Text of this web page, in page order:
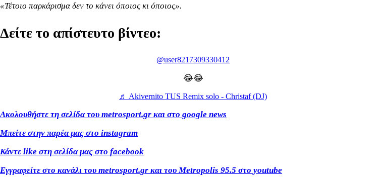
«Τέτοιο παρκάρισμα δεν το κάνει όποιος κι όποιος».
Δείτε το απίστευτο βίντεο:
@user8217309330412
😂😂
♬ Akivernito TUS Remix solo - Christaf (DJ)
Ακολουθήστε τη σελίδα του metrosport.gr και στο google news
Μπείτε στην παρέα μας στο instagram
Κάντε like στη σελίδα μας στο facebook
Εγγραφείτε στο κανάλι του metrosport.gr και τουMetropolis 95.5 στο youtube